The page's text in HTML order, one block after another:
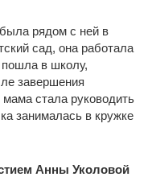
рядом с ней в
сад, она работала
пошла в школу,
завершения
стала руководить
занималась в кружке
Анны Уколовой